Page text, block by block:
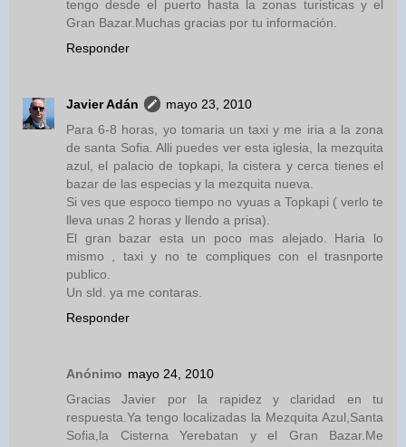
tengo desde el puerto hasta la zonas turisticas y el
Gran Bazar.Muchas gracias por tu información.
Responder
Javier Adán
mayo 23, 2010
Para 6-8 horas, yo tomaria un taxi y me iria a la zona
de santa Sofia. Alli puedes ver esta iglesia, la mezquita
azul, el palacio de topkapi, la cistera y cerca tienes el
bazar de las especias y la mezquita nueva.
Si ves que espoco tiempo no vyuas a Topkapi ( verlo te
lleva unas 2 horas y llendo a prisa).
El gran bazar esta un poco mas alejado. Haria lo
mismo , taxi y no te compliques con el trasnporte
publico.
Un sld. ya me contaras.
Responder
Anónimo mayo 24, 2010
Gracias Javier por la rapidez y claridad en tu
respuesta.Ya tengo localizadas la Mezquita Azul,Santa
Sofia,la Cisterna Yerebatan y el Gran Bazar.Me